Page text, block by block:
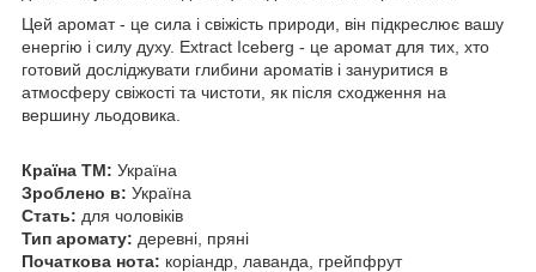
Цей аромат - це сила і свіжість природи, він підкреслює вашу
енергію і силу духу. Extract Iceberg - це аромат для тих, хто
готовий досліджувати глибини ароматів і зануритися в
атмосферу свіжості та чистоти, як після сходження на
вершину льодовика.
Країна ТМ: Україна
Зроблено в: Україна
Стать: для чоловіків
Тип аромату: деревні, пряні
Початкова нота: коріандр, лаванда, грейпфрут